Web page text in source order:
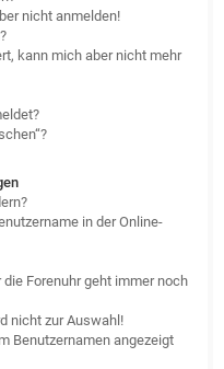
nicht anmelden!
kann mich aber nicht mehr
in der Online-
Forenuhr geht immer noch
nicht zur Auswahl!
Benutzernamen angezeigt